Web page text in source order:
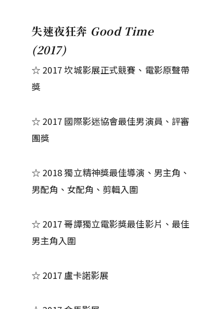
失速夜狂奔 Good Time
(2017)
☆ 2017 坎城影展正式競賽、電影原聲帶
獎
☆ 2017 國際影迷協會最佳男演員、評審
團獎
☆ 2018 獨立精神獎最佳導演、男主角、
男配角、女配角、剪輯入圍
☆ 2017 哥譚獨立電影獎最佳影片、最佳
男主角入圍
☆ 2017 盧卡諾影展